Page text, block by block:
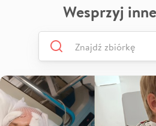
Wesprzyj